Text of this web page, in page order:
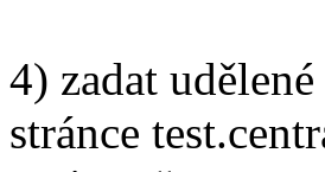
4) zadat
stránce